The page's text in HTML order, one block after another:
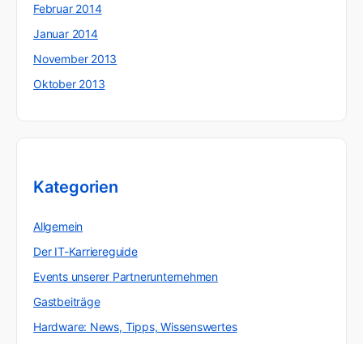
Februar 2014
Januar 2014
November 2013
Oktober 2013
Kategorien
Allgemein
Der IT-Karriereguide
Events unserer Partnerunternehmen
Gastbeiträge
Hardware: News, Tipps, Wissenswertes